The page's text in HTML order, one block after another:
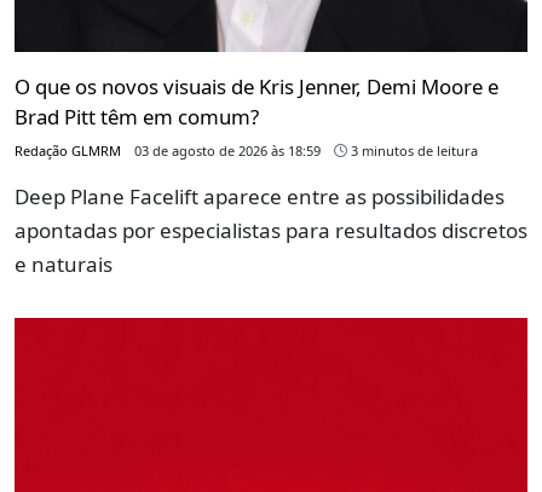
O que os novos visuais de Kris Jenner, Demi Moore e
Brad Pitt têm em comum?
Redação GLMRM 03 de agosto de 2026 às 18:59 3 minutos de leitura
Deep Plane Facelift aparece entre as possibilidades
apontadas por especialistas para resultados discretos
e naturais